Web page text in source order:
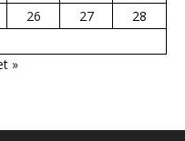
26 27
28
»